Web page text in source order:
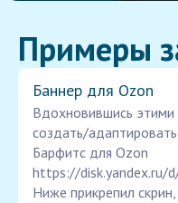
Примеры
Баннер для Ozon
Вдохновившись этими
создать/
Барфитс для Ozon
https://disk.yandex.ru/
Ниже прикрепил